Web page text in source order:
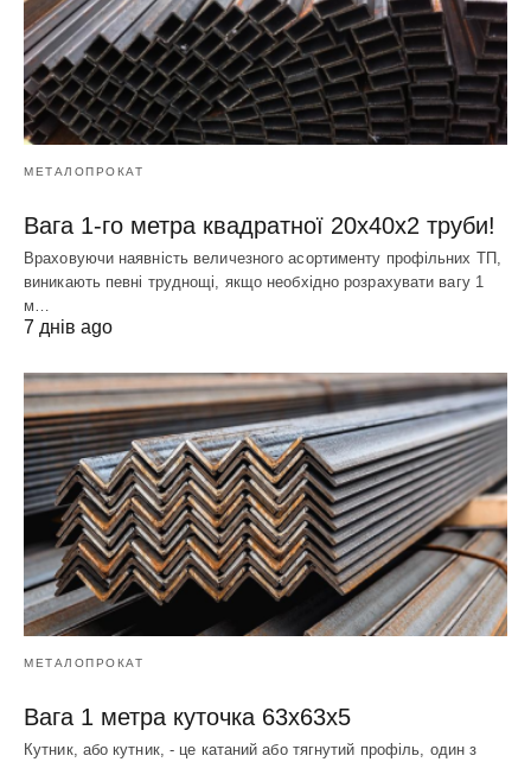
МЕТАЛОПРОКАТ
Вага 1-го метра квадратної 20х40х2 труби!
Враховуючи наявність величезного асортименту профільних ТП,
виникають певні труднощі, якщо необхідно розрахувати вагу 1
м…
7 днів ago
МЕТАЛОПРОКАТ
Вага 1 метра куточка 63х63х5
Кутник, або кутник, - це катаний або тягнутий профіль, один з